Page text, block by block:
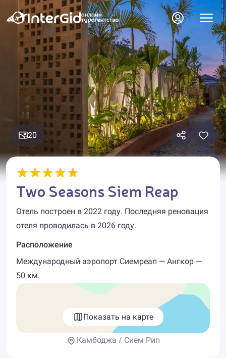
20
Two Seasons Siem Reap
Отель построен в 2022 году. Последняя реновация
отеля проводилась в 2026 году.
Расположение
Международный аэропорт Сиемреап — Ангкор —
50 км.
Показать на карте
Камбоджа / Сием Рип